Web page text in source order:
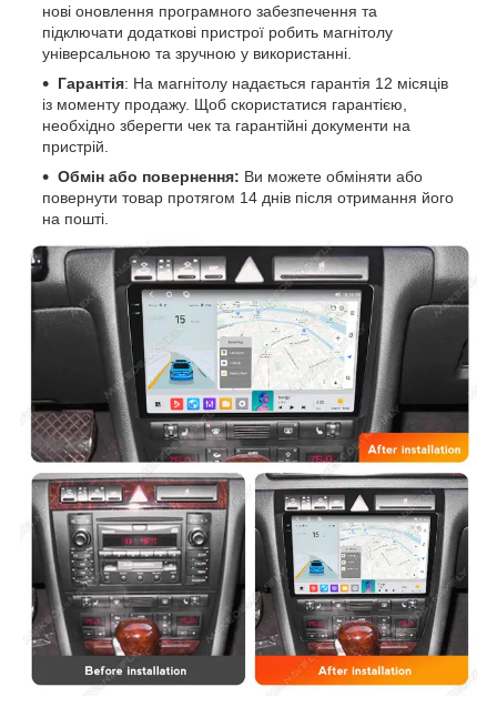
нові оновлення програмного забезпечення та
підключати додаткові пристрої робить магнітолу
універсальною та зручною у використанні.
Гарантія: На магнітолу надається гарантія 12 місяців
із моменту продажу. Щоб скористатися гарантією,
необхідно зберегти чек та гарантійні документи на
пристрій.
Обмін або повернення: Ви можете обміняти або
повернути товар протягом 14 днів після отримання його
на пошті.